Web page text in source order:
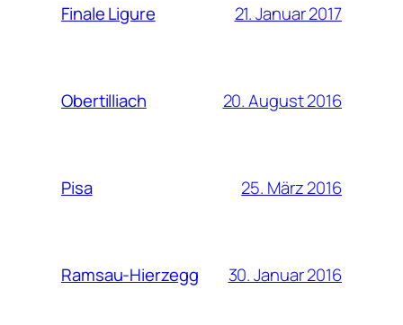
Finale Ligure 21. Januar 2017
Obertilliach 20. August 2016
Pisa 25. März 2016
Ramsau-Hierzegg 30. Januar 2016